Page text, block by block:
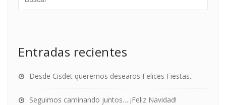
Entradas recientes
Desde Cisdet queremos desearos Felices Fiestas..
Seguimos caminando juntos… ¡Feliz Navidad!